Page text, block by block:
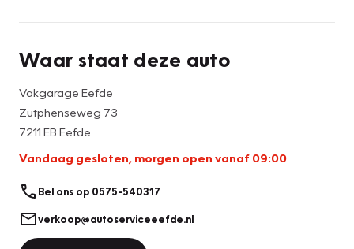
actueel mogelijk wordt weergegeven, kunnen er geen
Waar staat deze auto
Vakgarage Eefde
Zutphenseweg 73
7211 EB Eefde
Vandaag gesloten, morgen open vanaf 09:00
Bel ons op 0575-540317
verkoop@autoserviceeefde.nl